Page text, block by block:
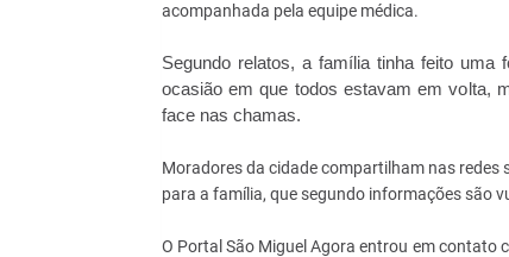
acompanhada pela equipe médica.
Segundo relatos, a família tinha feito uma
ocasião em que todos estavam em volta,
face nas chamas.
Moradores da cidade compartilham nas
para a família, que segundo informações são
O Portal São Miguel Agora entrou em contato